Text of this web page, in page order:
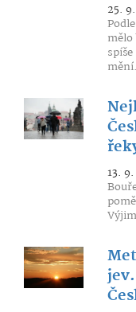
25.
13.